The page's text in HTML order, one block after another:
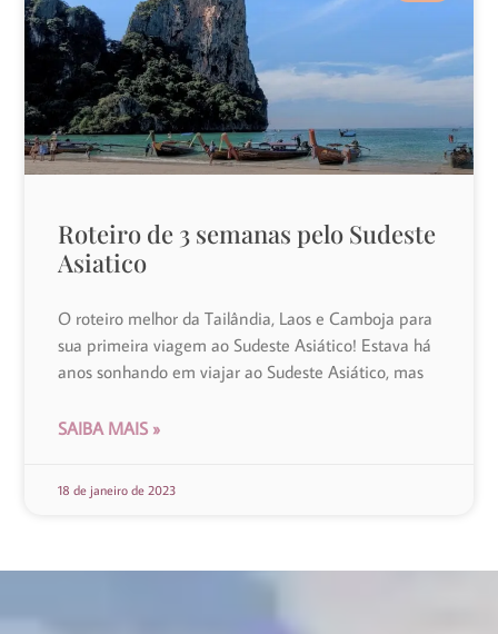
Roteiro de 3 semanas pelo Sudeste
Asiatico
O roteiro melhor da Tailândia, Laos e Camboja para
sua primeira viagem ao Sudeste Asiático! Estava há
anos sonhando em viajar ao Sudeste Asiático, mas
SAIBA MAIS »
18 de janeiro de 2023